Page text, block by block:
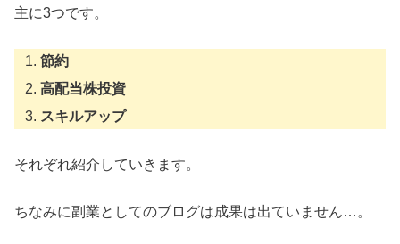
主に3つです。
節約
高配当株投資
スキルアップ
それぞれ紹介していきます。
ちなみに副業としてのブログは成果は出ていません…。